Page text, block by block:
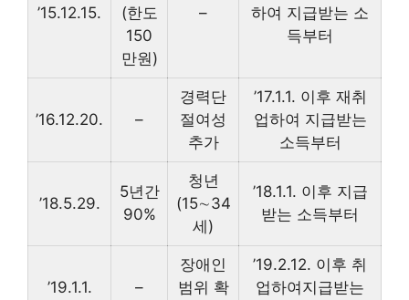
’15.12.15.
(한도
150
만원)
–
하여 지급받는 소
득부터
’16.12.20. –
경력단
절여성
추가
’17.1.1. 이후 재취
업하여 지급받는
소득부터
’18.5.29.
5년간
90%
청년
(15∼34
세)
’18.1.1. 이후 지급
받는 소득부터
’19.1.1. –
장애인
범위 확
’19.2.12. 이후 취
업하여지급받는